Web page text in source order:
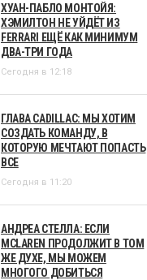
ХУАН-ПАБЛО МОНТОЙЯ:
ХЭМИЛТОН НЕ УЙДЁТ ИЗ
FERRARI ЕЩЁ КАК МИНИМУМ
ДВА-ТРИ ГОДА
Сегодня в 12:18
ГЛАВА CADILLAC: МЫ ХОТИМ
СОЗДАТЬ КОМАНДУ, В
КОТОРУЮ МЕЧТАЮТ ПОПАСТЬ
ВСЕ
Сегодня в 11:20
АНДРЕА СТЕЛЛА: ЕСЛИ
MCLAREN ПРОДОЛЖИТ В ТОМ
ЖЕ ДУХЕ, МЫ МОЖЕМ
МНОГОГО ДОБИТЬСЯ